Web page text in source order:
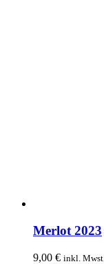
Merlot 2023
9,00 € inkl. Mwst.